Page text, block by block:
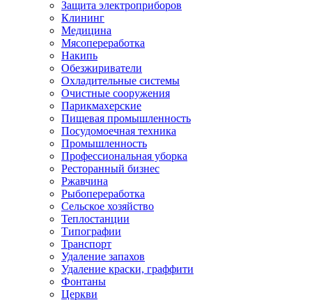
Защита электроприборов
Клининг
Медицина
Мясопереработка
Накипь
Обезжириватели
Охладительные системы
Очистные сооружения
Парикмахерские
Пищевая промышленность
Посудомоечная техника
Промышленность
Профессиональная уборка
Ресторанный бизнес
Ржавчина
Рыбопереработка
Сельское хозяйство
Теплостанции
Типографии
Транспорт
Удаление запахов
Удаление краски, граффити
Фонтаны
Церкви